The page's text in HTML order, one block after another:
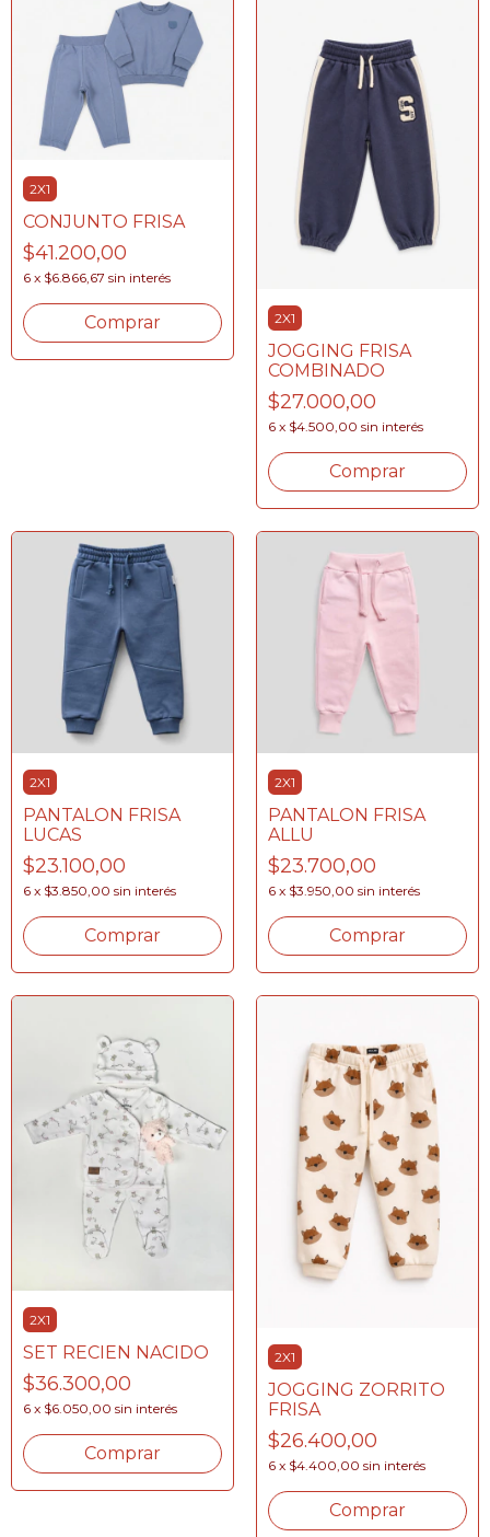
2X1
CONJUNTO FRISA
$41.200,00
6 x $6.866,67 sin interés
Comprar 2X1
JOGGING FRISA
COMBINADO
$27.000,00
6 x $4.500,00 sin interés
Comprar
2X1
PANTALON FRISA
LUCAS
$23.100,00
6 x $3.850,00 sin interés
Comprar
2X1
PANTALON FRISA
ALLU
$23.700,00
6 x $3.950,00 sin interés
Comprar
2X1
SET RECIEN NACIDO
$36.300,00
6 x $6.050,00 sin interés
Comprar
2X1
JOGGING ZORRITO
FRISA
$26.400,00
6 x $4.400,00 sin interés
Comprar